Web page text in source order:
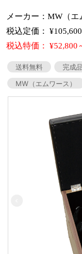
メーカー：MW（エ
税込定価：
税込特価： ¥52,800
送料無料 完成品
MW（エムワース）